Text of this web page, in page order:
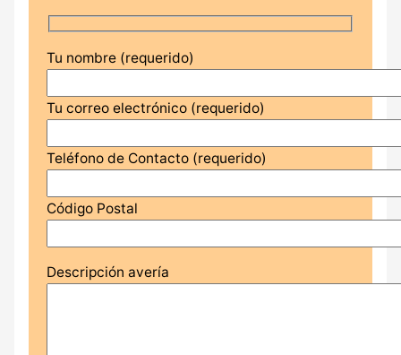
Tu nombre (requerido)
Tu correo electrónico (requerido)
Teléfono de Contacto (requerido)
Código Postal
Descripción avería